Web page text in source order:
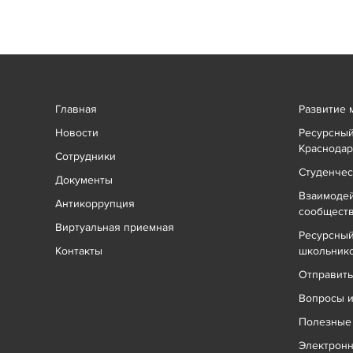
Главная
Новости
Сотрудники
Документы
Антикоррупция
Виртуальная приемная
Контакты
Развитие
Вопросы
Полезные